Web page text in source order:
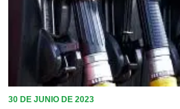
30 DE JUNIO DE 2023